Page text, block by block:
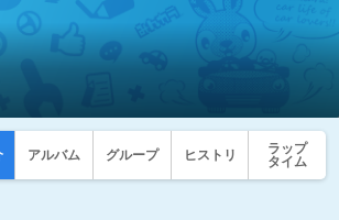
アルバム グループ ヒストリ
ラップ
タイム